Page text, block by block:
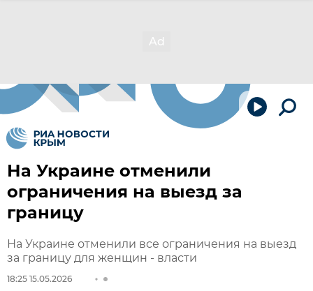
На Украине отменили
ограничения на выезд за
границу
На Украине отменили все ограничения на выезд
за границу для женщин - власти
18:25 15.05.2026